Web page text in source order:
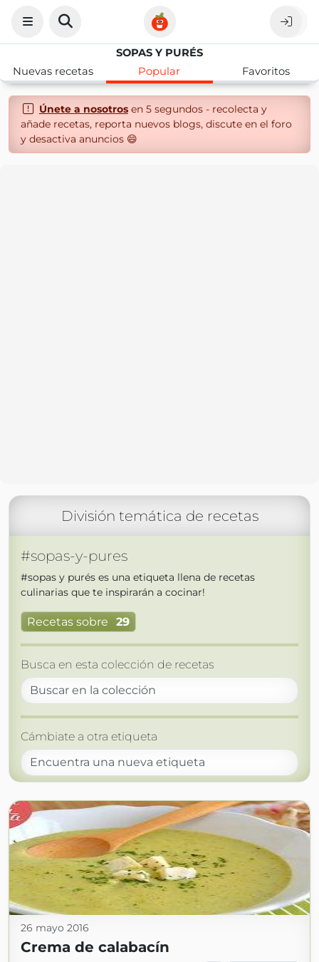
SOPAS Y PURÉS
Nuevas recetas
Popular Favoritos
Únete a nosotrosen 5 segundos - recolecta y
añade recetas, reporta nuevos blogs, discute en el foro
y desactiva anuncios 😄
División temática de recetas
#sopas-y-pures
#sopas y purés es una etiqueta llena de recetas
culinarias que te inspirarán a cocinar!
Recetas sobre 29
Busca en esta colección de recetas
Cámbiate a otra etiqueta
26 mayo 2016
Crema de calabacín